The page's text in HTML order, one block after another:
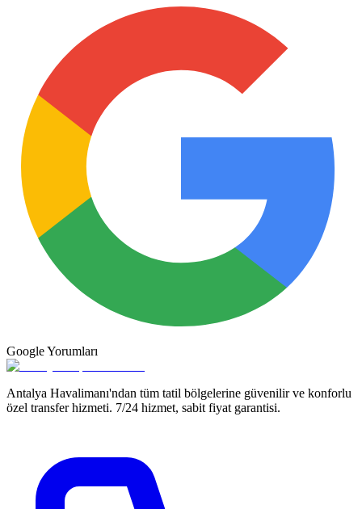
GoogleYorumları
Antalya Havalimanı'ndan tüm tatil bölgelerine güvenilir ve konforlu
özel transfer hizmeti. 7/24 hizmet, sabit fiyat garantisi.